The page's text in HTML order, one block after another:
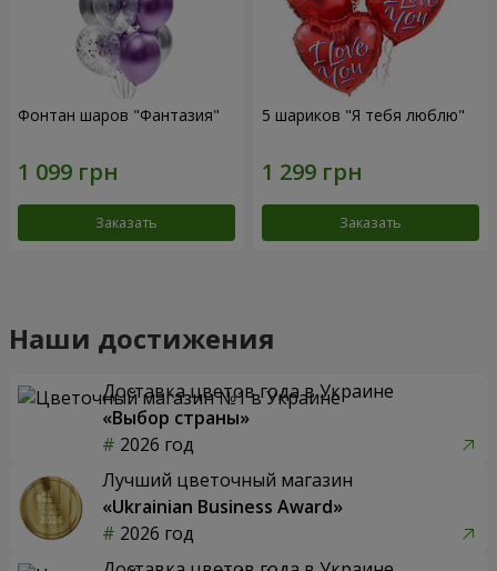
Фонтан шаров "Фантазия"
Заказать
5 шариков "Я тебя люблю"
Заказать
Наши достижения
Доставка цветов года в Украине
«Выбор страны»
2026 год
Лучший цветочный магазин
«Ukrainian Business Award»
2026 год